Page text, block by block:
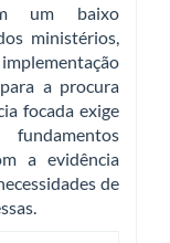
um baixo
ministérios,
a procura
focada exige
a evidência
de